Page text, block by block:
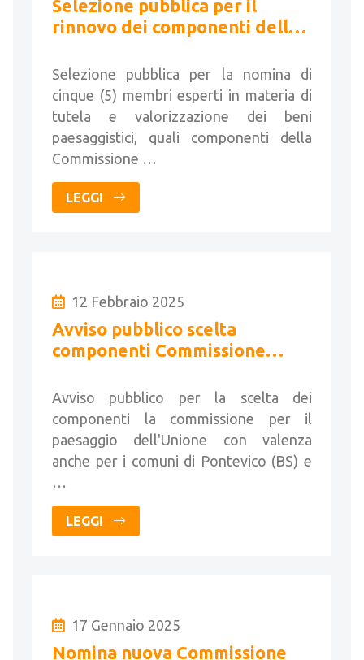
Selezione pubblica per il
rinnovo dei componenti della
paesaggio
Selezione pubblica per la nomina di
cinque (5) membri esperti in materia di
tutela e valorizzazione dei beni
paesaggistici, quali componenti della
Commissione …
LEGGI
12 Febbraio 2025
Avviso pubblico scelta
componenti Commissione
Avviso pubblico per la scelta dei
componenti la commissione per il
paesaggio dell'Unione con valenza
anche per i comuni di Pontevico (BS) e
…
LEGGI
17 Gennaio 2025
Nomina nuova Commissione